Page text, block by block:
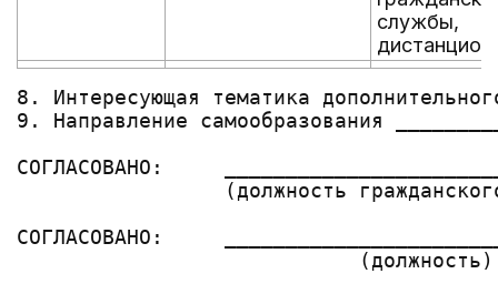
службы,
8. Интересующая тематика
9. Направление самообразования
СОГЛАСОВАНО:
(должность
СОГЛАСОВАНО: